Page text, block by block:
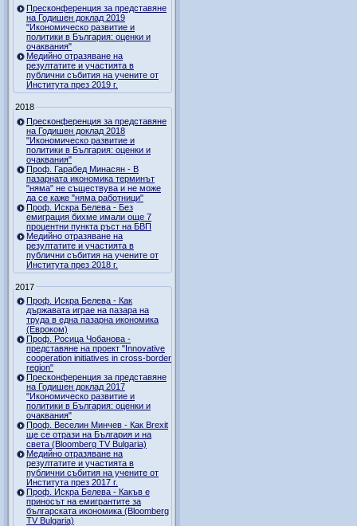
Пресконференция за представяне
на Годишен доклад 2019
"Икономическо развитие и
политики в България: оценки и
очаквания"
Медийно отразяване на
резултатите и участията в
публични събития на учените от
Института през 2019 г.
2018
Пресконференция за представяне
на Годишен доклад 2018
"Икономическо развитие и
политики в България: оценки и
очаквания"
Проф. Гарабед Минасян - В
пазарната икономика терминът
"няма" не съществува и не може
да се каже "няма работници"
Проф. Искра Белева - Без
емиграция бихме имали още 7
процентни пункта ръст на БВП
Медийно отразяване на
резултатите и участията в
публични събития на учените от
Института през 2018 г.
2017
Проф. Искра Белева - Как
държавата играе на пазара на
труда в една пазарна икономика
(Евроком)
Проф. Росица Чобанова -
представяне на проект "Innovative
cooperation initiatives in cross-border
region"
Пресконференция за представяне
на Годишен доклад 2017
"Икономическо развитие и
политики в България: оценки и
очаквания"
Проф. Веселин Минчев - Как Brexit
ще се отрази на България и на
света (Bloomberg TV Bulgaria)
Медийно отразяване на
резултатите и участията в
публични събития на учените от
Института през 2017 г.
Проф. Искра Белева - Какъв е
приносът на емигрантите за
българската икономика (Bloomberg
TV Bulgaria)